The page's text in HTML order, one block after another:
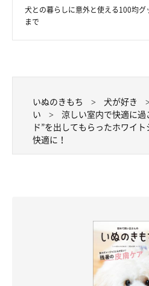
犬との暮らしに意外と使える100均
まで
いぬのきもち 犬が好き
い
涼しい室内で快適に過
ド”を出してもらったホワイ
快適に！